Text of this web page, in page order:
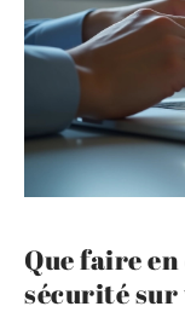
Que faire
sécurité sur